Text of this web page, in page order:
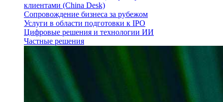
клиентами (China Desk)
Сопровождение бизнеса за рубежом
Услуги в области подготовки к IPO
Цифровые решения и технологии ИИ
Частные решения